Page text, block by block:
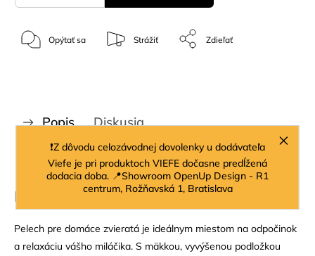
❗Z dôvodu celozávodnej dovolenky u dodávateľa
Viefe je pri produktoch VIEFE dočasne predĺžená
dodacia doba. 📍Showroom OpenUp Design - R1
centrum, Rožňavská 1, Bratislava
Opýtať sa Strážiť Zdieľať
Popis Diskusia
ZnačkaRichmond interiors
Podrobný popis
Pelech pre domáce zvieratá je ideálnym miestom na odpočinok
a relaxáciu vášho miláčika. S mäkkou, vyvýšenou podložkou